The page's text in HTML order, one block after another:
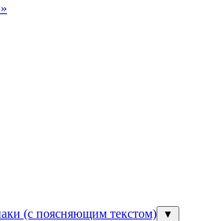
(с поясняющим текстом) ▼